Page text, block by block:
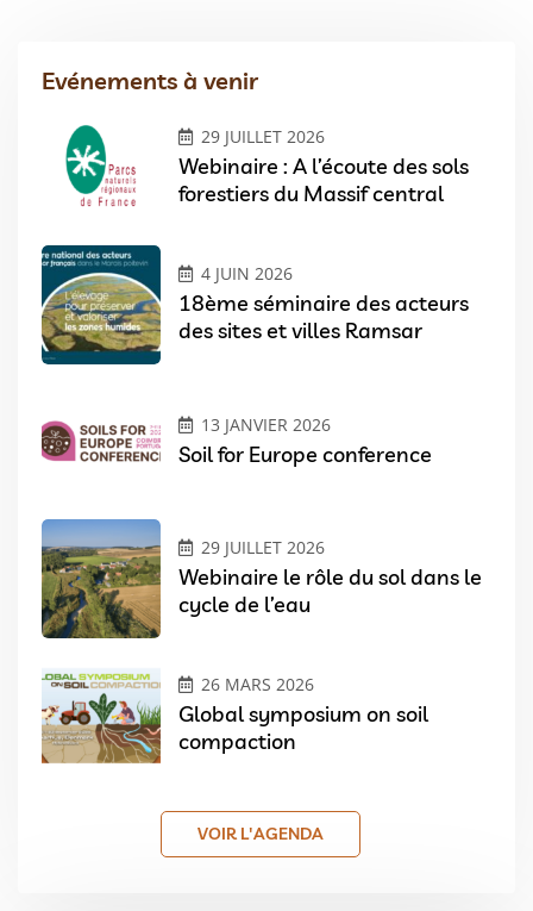
Evénements à venir
29 JUILLET 2026
Webinaire : A l’écoute des sols
forestiers du Massif central
4 JUIN 2026
18ème séminaire des acteurs
des sites et villes Ramsar
13 JANVIER 2026
Soil for Europe conference
29 JUILLET 2026
Webinaire le rôle du sol dans le
cycle de l’eau
26 MARS 2026
Global symposium on soil
compaction
VOIR L'AGENDA